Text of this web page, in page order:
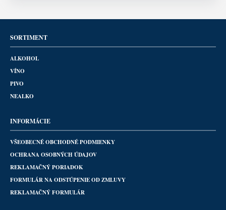
SORTIMENT
ALKOHOL
VÍNO
PIVO
NEALKO
INFORMÁCIE
VŠEOBECNÉ OBCHODNÉ PODMIENKY
OCHRANA OSOBNÝCH ÚDAJOV
REKLAMAČNÝ PORIADOK
FORMULÁR NA ODSTÚPENIE OD ZMLUVY
REKLAMAČNÝ FORMULÁR